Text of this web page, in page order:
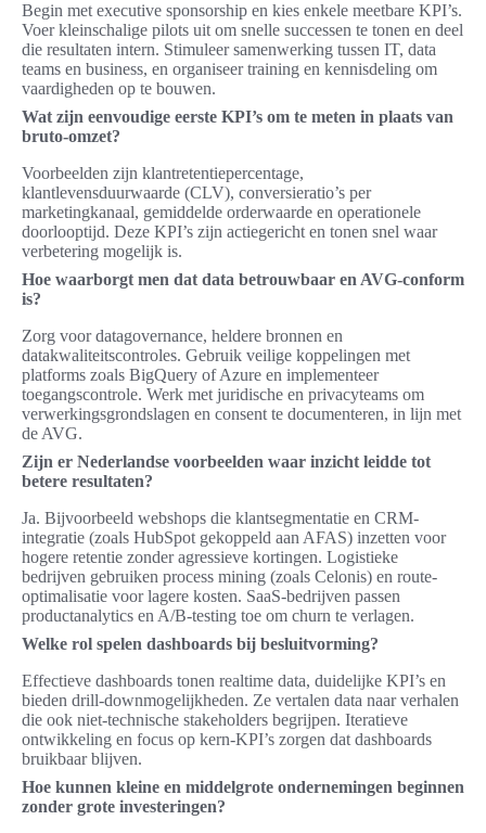
Begin met executive sponsorship en kies enkele meetbare KPI’s.
Voer kleinschalige pilots uit om snelle successen te tonen en deel
die resultaten intern. Stimuleer samenwerking tussen IT, data
teams en business, en organiseer training en kennisdeling om
vaardigheden op te bouwen.
Wat zijn eenvoudige eerste KPI’s om te meten in plaats van
bruto-omzet?
Voorbeelden zijn klantretentiepercentage,
klantlevensduurwaarde (CLV), conversieratio’s per
marketingkanaal, gemiddelde orderwaarde en operationele
doorlooptijd. Deze KPI’s zijn actiegericht en tonen snel waar
verbetering mogelijk is.
Hoe waarborgt men dat data betrouwbaar en AVG-conform
is?
Zorg voor datagovernance, heldere bronnen en
datakwaliteitscontroles. Gebruik veilige koppelingen met
platforms zoals BigQuery of Azure en implementeer
toegangscontrole. Werk met juridische en privacyteams om
verwerkingsgrondslagen en consent te documenteren, in lijn met
de AVG.
Zijn er Nederlandse voorbeelden waar inzicht leidde tot
betere resultaten?
Ja. Bijvoorbeeld webshops die klantsegmentatie en CRM-
integratie (zoals HubSpot gekoppeld aan AFAS) inzetten voor
hogere retentie zonder agressieve kortingen. Logistieke
bedrijven gebruiken process mining (zoals Celonis) en route-
optimalisatie voor lagere kosten. SaaS-bedrijven passen
productanalytics en A/B-testing toe om churn te verlagen.
Welke rol spelen dashboards bij besluitvorming?
Effectieve dashboards tonen realtime data, duidelijke KPI’s en
bieden drill-downmogelijkheden. Ze vertalen data naar verhalen
die ook niet-technische stakeholders begrijpen. Iteratieve
ontwikkeling en focus op kern-KPI’s zorgen dat dashboards
bruikbaar blijven.
Hoe kunnen kleine en middelgrote ondernemingen beginnen
zonder grote investeringen?